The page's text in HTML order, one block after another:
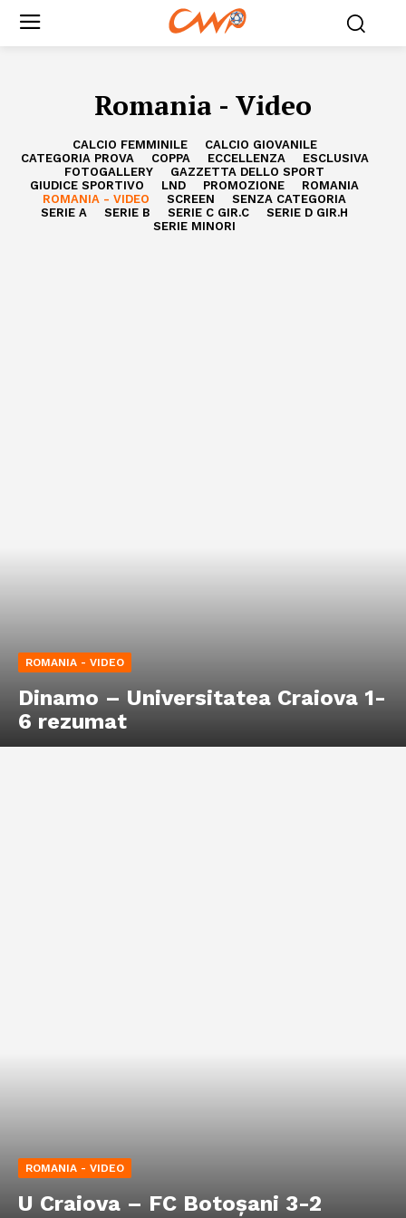
Romania - Video
CALCIO FEMMINILE
CALCIO GIOVANILE
CATEGORIA PROVA
COPPA ECCELLENZA
ESCLUSIVA
FOTOGALLERY
GAZZETTA DELLO SPORT
GIUDICE SPORTIVO
LND PROMOZIONE
ROMANIA
ROMANIA - VIDEO
SCREEN
SENZA CATEGORIA
SERIE A
SERIE B SERIE C GIR.C
SERIE D GIR.H
SERIE MINORI
ROMANIA - VIDEO
Dinamo – Universitatea Craiova 1-
6 rezumat
ROMANIA - VIDEO
U Craiova – FC Botoșani 3-2